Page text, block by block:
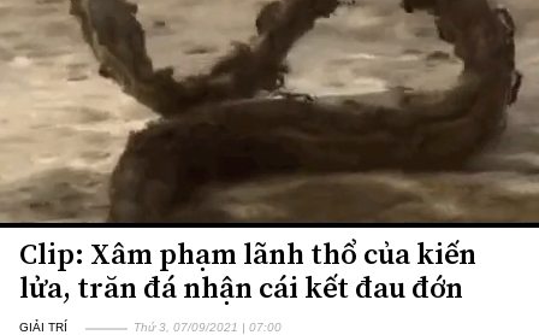
Clip: Xâm phạm lãnh thổ của kiến
lửa, trăn đá nhận cái kết đau đớn
GIẢI TRÍ Thứ 3, 07/09/2021 | 07:00